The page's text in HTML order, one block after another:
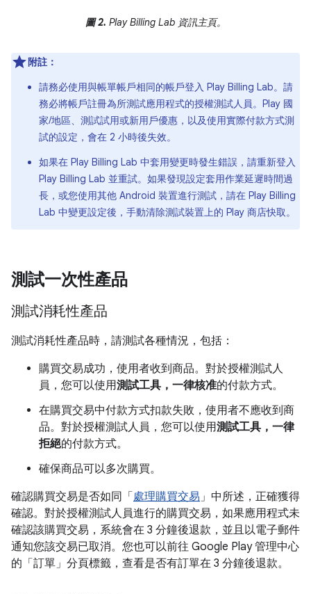
圖 2. Play Billing Lab 資訊主頁。
附註：
請務必使用與帳單帳戶相同的帳戶登入 Play Billing Lab。請
務必將帳戶註冊為所測試應用程式的授權測試人員。Play 國
家/地區、測試試用或新用戶優惠，以及使用實際付款方式測
試的設定，會在 2 小時後失效。
如果在 Play Billing Lab 中套用變更時發生錯誤，請重新登入
Play Billing Lab 並重試。如果發現設定套用作業延遲時間過
長，或您使用其他 Android 裝置進行測試，請在 Play Billing
Lab 中變更設定後，手動清除測試裝置上的 Play 商店快取。
測試一次性產品
測試消耗性產品
測試消耗性產品時，請測試各種情況，包括：
購買交易成功，使用者收到商品。對於授權測試人
員，您可以使用測試工具，一律核准的付款方式。
在購買交易中付款方式扣款失敗，使用者不應收到商
品。對於授權測試人員，您可以使用測試工具，一律
拒絕的付款方式。
確保商品可以多次購買。
確認購買交易是否如同「 處理購買交易」中所述，正確獲得
確認。對於授權測試人員進行的購買交易，如果應用程式未
確認該購買交易，系統會在 3 分鐘後退款，並且以電子郵件
通知您該交易已取消。您也可以前往 Google Play 管理中心
的「訂單」 分頁標籤，查看是否有訂單在 3 分鐘後退款。